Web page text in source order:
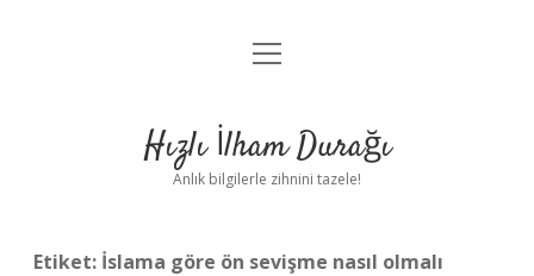
Anasayfa
Yasal Uyarı
menüyü
Hızlı İlham Durağı
Anlık bilgilerle zihnini tazele!
Etiket: İslama göre ön sevişme nasıl olmalı